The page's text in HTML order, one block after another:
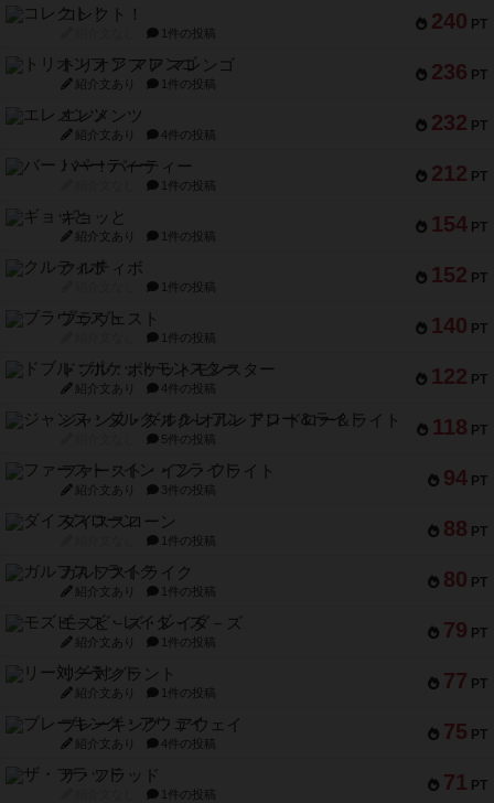
240 PT
コレクト！
1件の投稿
236 PT
トリオンフ ア マレンゴ
紹介文あり 1件の投稿
232 PT
エレメンツ
紹介文あり 4件の投稿
212 PT
バー！パーティー
1件の投稿
154 PT
ギョッと
紹介文あり 1件の投稿
152 PT
クルティボ
1件の投稿
140 PT
ブラヴェスト
1件の投稿
122 PT
ドブル：ポケットモンスター
紹介文あり 4件の投稿
118 PT
ジャンヌ・ダルク-オルレアン ドロー＆ライト
5件の投稿
94 PT
ファースト・イン・フライト
紹介文あり 3件の投稿
88 PT
ダイススローン
1件の投稿
80 PT
ガルフストライク
紹介文あり 1件の投稿
79 PT
モズビ－ズ・レイダ－ズ
紹介文あり 1件の投稿
77 PT
リー対グラント
紹介文あり 1件の投稿
75 PT
ブレーキング・アウェイ
紹介文あり 4件の投稿
71 PT
ザ・フラッド
1件の投稿